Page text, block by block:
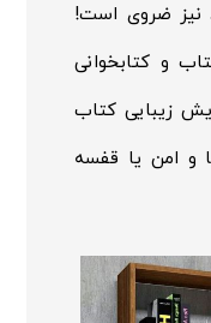
نیز ضروی است!
و کتابخوانی
زیبایی کتاب
و امن یا قفسه